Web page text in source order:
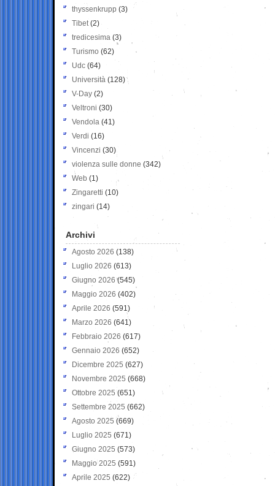
thyssenkrupp (3)
Tibet(2)
tredicesima (3)
Turismo (62)
Udc (64)
Università (128)
V-Day (2)
Veltroni (30)
Vendola (41)
Verdi (16)
Vincenzi (30)
violenza sulle donne (342)
Web (1)
Zingaretti (10)
zingari (14)
Archivi
Agosto 2026 (138)
Luglio 2026 (613)
Giugno 2026 (545)
Maggio 2026 (402)
Aprile 2026 (591)
Marzo 2026 (641)
Febbraio 2026 (617)
Gennaio 2026 (652)
Dicembre 2025 (627)
Novembre 2025 (668)
Ottobre 2025 (651)
Settembre 2025 (662)
Agosto 2025 (669)
Luglio 2025 (671)
Giugno 2025 (573)
Maggio 2025 (591)
Aprile 2025 (622)